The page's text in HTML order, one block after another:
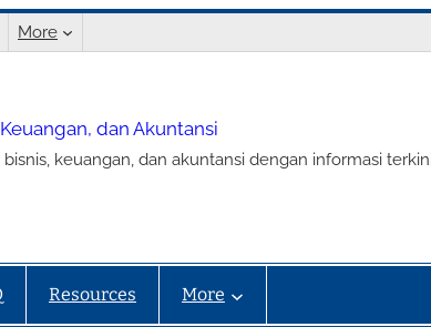
More
dan Akuntansi
keuangan, dan akuntansi dengan informasi
Resources More